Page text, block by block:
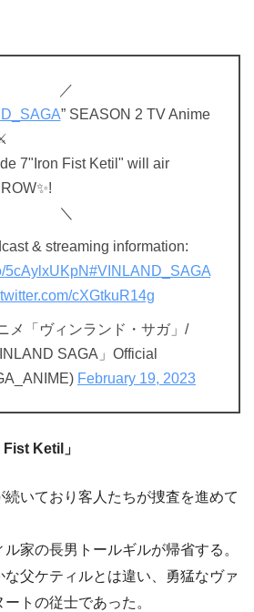
／
” SEASON 2 TV Anime
7"Iron Fist Ketil" will air
＼
& streaming information:
5cAylxUKpN#VINLAND_SAGA
cXGtkuR14g
メ「ヴィンランド・サガ」/
SAGA」Official
February 19, 2023
Fist Ketil」
いており客人たちが捜査を進めて
家の長男トールギルが帰省する。
な父ケティルとは違い、勇猛なヴァ
トの従士であった。